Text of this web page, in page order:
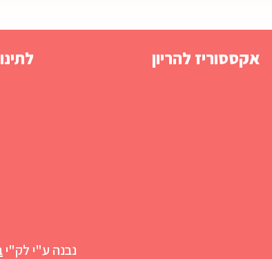
אקססוריז להריון
נבנה ע"י לק"י